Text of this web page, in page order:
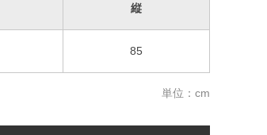
縦
85
単位：cm